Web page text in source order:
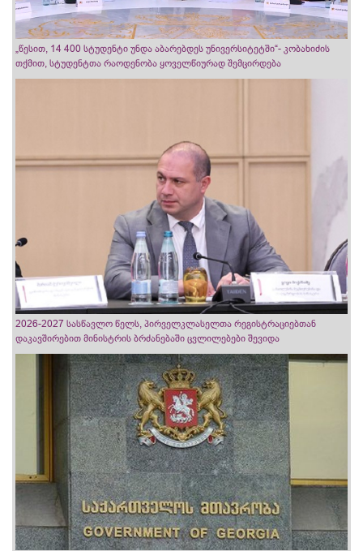
„წესით, 14 400 სტუდენტი უნდა აბარებდეს უნივერსიტეტში“- კობახიძის
თქმით, სტუდენტთა რაოდენობა ყოველწიურად შემცირდება
2026-2027 სასწავლო წელს, პირველკლასელთა რეგისტრაციებთან
დაკავშირებით მინისტრის ბრძანებაში ცვლილებები შევიდა